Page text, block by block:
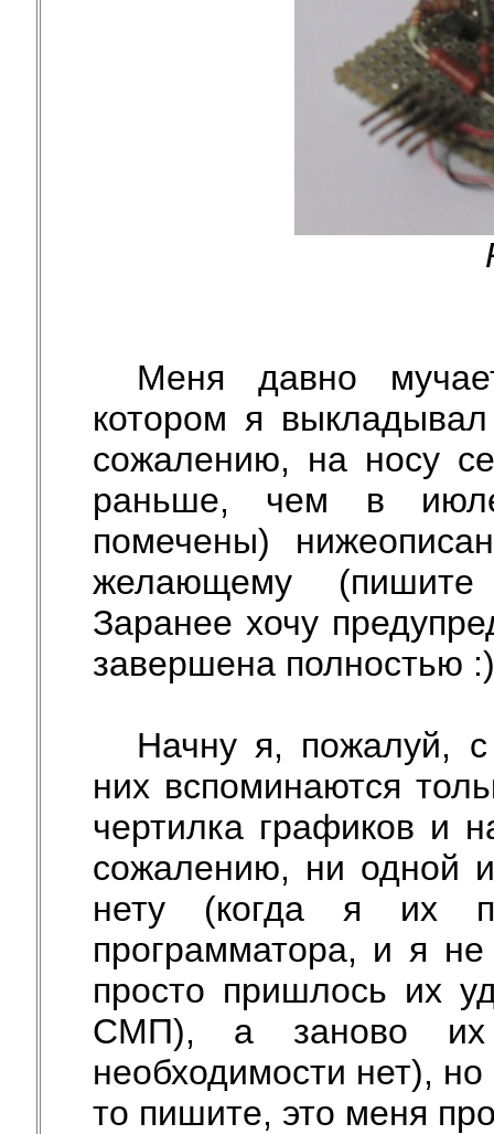
Меня давно
котором я
сожалению, на носу
раньше, чем в
помечены)
желающему
Заранее хочу
завершена полностью
Начну я, пожалуй,
них вспоминаются
чертилка графиков и
сожалению, ни одной
нету (когда я их
программатора, и я
просто пришлось их
СМП), а заново
необходимости нет),
то пишите, это меня